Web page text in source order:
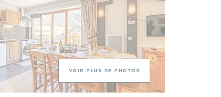
VOIR PLUS DE PHOTOS